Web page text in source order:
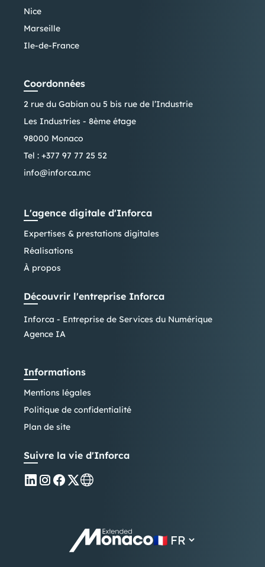
Nice
Marseille
Ile-de-France
Coordonnées
2 rue du Gabian ou 5 bis rue de l’Industrie
Les Industries - 8ème étage
98000 Monaco
Tel : +377 97 77 25 52
info@inforca.mc
L'agence digitale d'Inforca
Expertises & prestations digitales
Réalisations
À propos
Découvrir l'entreprise Inforca
Inforca - Entreprise de Services du Numérique
Agence IA
Informations
Mentions légales
Politique de confidentialité
Plan de site
Suivre la vie d'Inforca
🇫🇷